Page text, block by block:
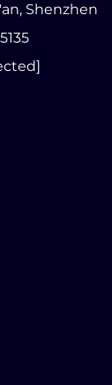
Shenzhen